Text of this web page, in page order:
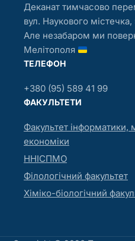
Деканат тимчасово
вул. Наукового
Але незабаром ми
Мелітополя
ТЕЛЕФОН
+380 (95) 589 41 99
ФАКУЛЬТЕТИ
Факультет інформатики,
економіки
ННІСПМО
Філологічний факультет
Хіміко-біологічний